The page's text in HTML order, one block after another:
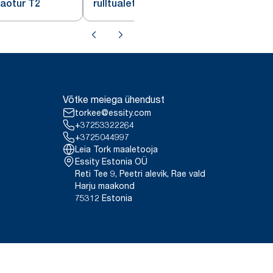
T2
rulltualettpaberi jaotur T2
Võtke meiega ühendust
torkee@essity.com
+37253322264
+3725044997
Leia Tork maaletooja
Essity Estonia OÜ
Reti Tee 9, Peetri alevik, Rae vald
Harju maakond
75312 Estonia